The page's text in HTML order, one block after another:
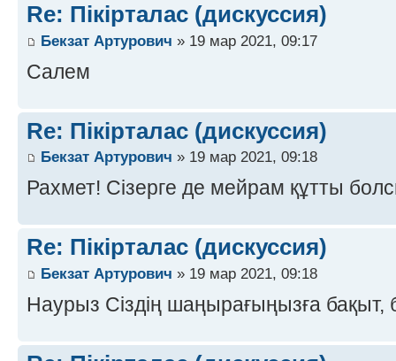
Re: Пікірталас (дискуссия)
Бекзат Артурович » 19 мар 2021, 09:17
Салем
Re: Пікірталас (дискуссия)
Бекзат Артурович » 19 мар 2021, 09:18
Рахмет! Сізерге де мейрам құтты
Re: Пікірталас (дискуссия)
Бекзат Артурович » 19 мар 2021, 09:18
Наурыз Сіздің шаңырағыңызға бақыт,